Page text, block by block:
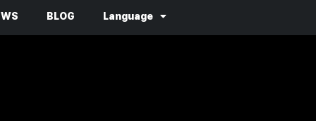
BLOG Language